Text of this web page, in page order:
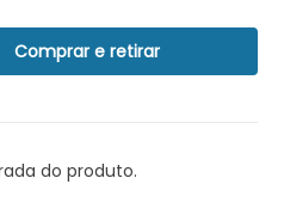
Comprar e retirar
do produto.